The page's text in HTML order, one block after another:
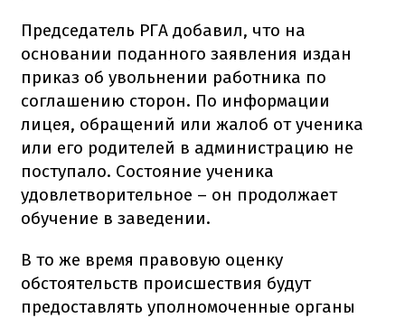
Председатель РГА добавил, что на
основании поданного заявления издан
приказ об увольнении работника по
соглашению сторон. По информации
лицея, обращений или жалоб от ученика
или его родителей в администрацию не
поступало. Состояние ученика
удовлетворительное – он продолжает
обучение в заведении.
В то же время правовую оценку
обстоятельств происшествия будут
предоставлять уполномоченные органы